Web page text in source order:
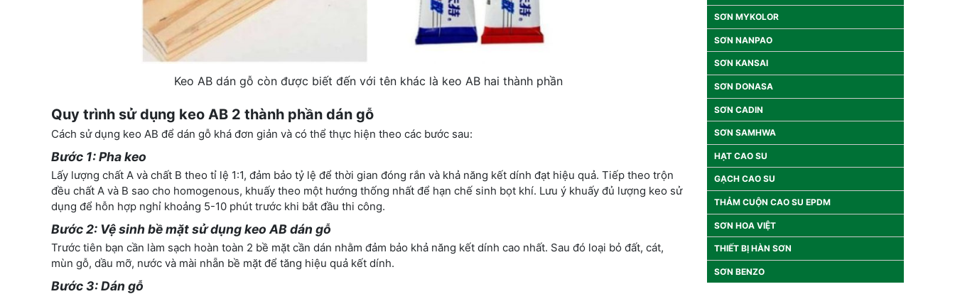
Keo AB dán gỗ còn được biết đến với tên khác là keo AB hai thành phần
Quy trình sử dụng keo AB 2 thành phần dán gỗ
Cách sử dụng keo AB để dán gỗ khá đơn giản và có thể thực hiện theo các bước sau:
Bước 1: Pha keo
Lấy lượng chất A và chất B theo tỉ lệ 1:1, đảm bảo tỷ lệ để thời gian đóng rắn và khả năng kết dính đạt hiệu quả. Tiếp theo trộn
đều chất A và B sao cho homogenous, khuấy theo một hướng thống nhất để hạn chế sinh bọt khí. Lưu ý khuấy đủ lượng keo sử
dụng để hỗn hợp nghỉ khoảng 5-10 phút trước khi bắt đầu thi công.
Bước 2: Vệ sinh bề mặt sử dụng keo AB dán gỗ
Trước tiên bạn cần làm sạch hoàn toàn 2 bề mặt cần dán nhằm đảm bảo khả năng kết dính cao nhất. Sau đó loại bỏ đất, cát,
mùn gỗ, dầu mỡ, nước và mài nhẵn bề mặt để tăng hiệu quả kết dính.
Bước 3: Dán gỗ
SƠN MYKOLOR
SƠN NANPAO
SƠN KANSAI
SƠN DONASA
SƠN CADIN
SƠN SAMHWA
HẠT CAO SU
GẠCH CAO SU
THẢM CUỘN CAO SU EPDM
SƠN HOA VIỆT
THIẾT BỊ HÀN SƠN
SƠN BENZO